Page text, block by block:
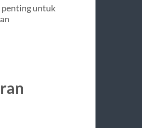
penting untuk